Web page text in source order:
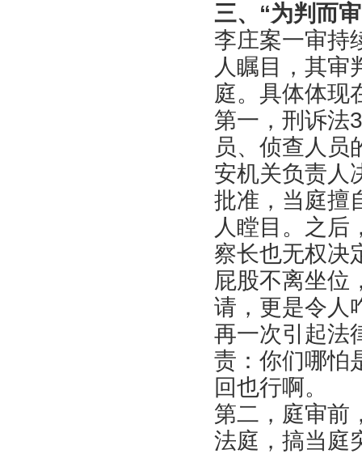
三、“为判而
李庄案一审持
人瞩目，其审
庭。具体体现
第一，刑诉法
员、侦查人员
安机关负责人
批准，当庭擅
人瞠目。之后
察长也无权决
屁股不离坐位
请，更是令人
再一次引起法
责：你们哪怕
回也行啊。
第二，庭审前
法庭，搞当庭